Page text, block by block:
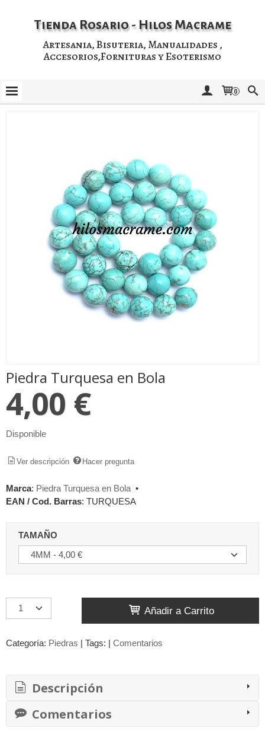
Tienda Rosario - Hilos Macrame
Artesania, Bisuteria, Manualidades ,
Accesorios,Fornituras y Esoterismo
0
Piedra Turquesa en Bola
4,00 €
Disponible
Ver descripción Hacer pregunta
Marca: Piedra Turquesa en Bola •
EAN / Cod. Barras: TURQUESA
TAMAÑO
Añadir a Carrito
Categoría: Piedras | Tags: | Comentarios
Descripción
Comentarios